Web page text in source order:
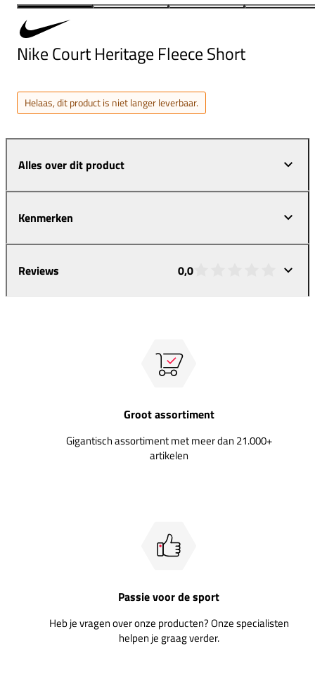
Nike Court Heritage Fleece Short
Helaas, dit product is niet langer leverbaar.
Alles over dit product
Kenmerken
Reviews 0,0
Groot assortiment
Gigantisch assortiment met meer dan 21.000+
artikelen
Passie voor de sport
Heb je vragen over onze producten? Onze specialisten
helpen je graag verder.